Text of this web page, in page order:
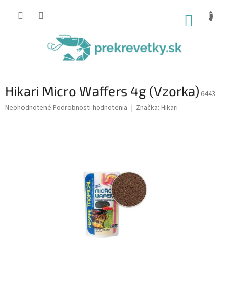
Hikari Micro Waffers 4g (Vzorka) 6443
Priemerné
Neohodnotené Podrobnosti hodnotenia Značka: Hikari